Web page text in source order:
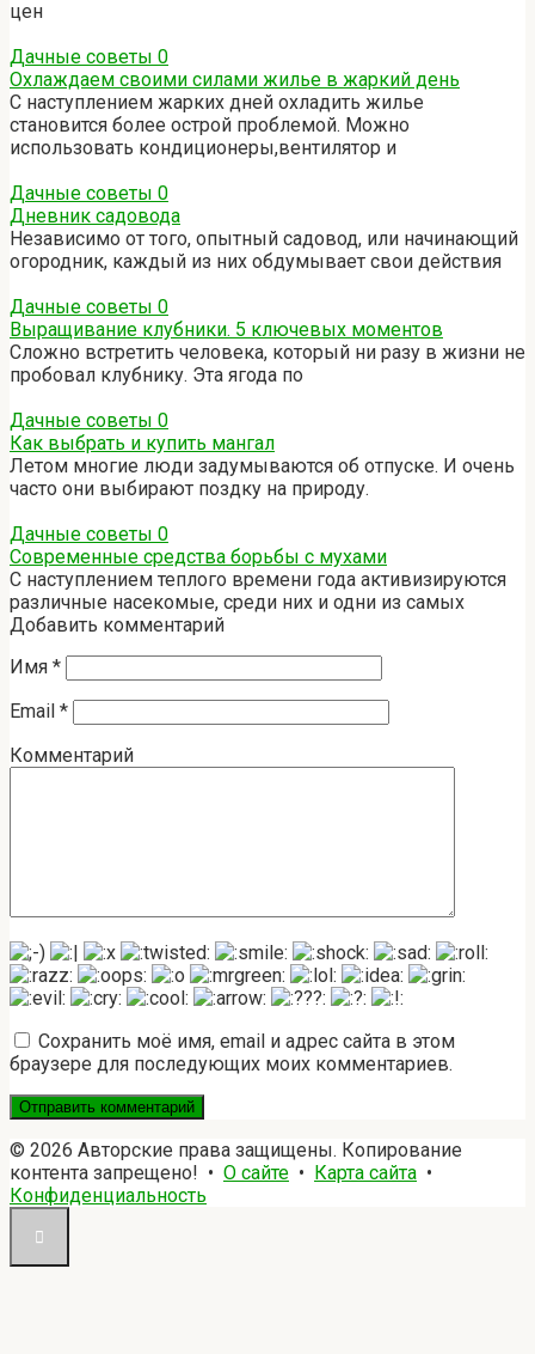
цен
Дачные советы 0
Охлаждаем своими силами жилье в жаркий день
С наступлением жарких дней охладить жилье
становится более острой проблемой. Можно
использовать кондиционеры,вентилятор и
Дачные советы 0
Дневник садовода
Независимо от того, опытный садовод, или начинающий
огородник, каждый из них обдумывает свои действия
Дачные советы 0
Выращивание клубники. 5 ключевых моментов
Сложно встретить человека, который ни разу в жизни не
пробовал клубнику. Эта ягода по
Дачные советы 0
Как выбрать и купить мангал
Летом многие люди задумываются об отпуске. И очень
часто они выбирают поздку на природу.
Дачные советы 0
Современные средства борьбы с мухами
С наступлением теплого времени года активизируются
различные насекомые, среди них и одни из самых
Добавить комментарий
Имя *
Email *
Комментарий
Сохранить моё имя, email и адрес сайта в этом
браузере для последующих моих комментариев.
© 2026 Авторские права защищены. Копирование
контента запрещено! • О сайте • Карта сайта •
Конфиденциальность